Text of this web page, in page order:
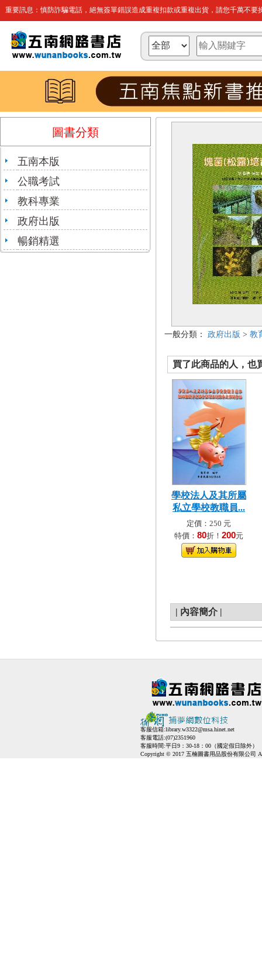
重要訊息：慎防詐騙電話，絕無簽單錯誤造成重複扣款或重複出貨，請您千萬不要
圖書分類
五南本版
公職考試
教科專業
政府出版
暢銷精選
一般分類： 政府出版 > 教
買了此商品的人，也
學校法人及其所屬
私立學校教職員...
定價：250 元
特價： 80折！ 200元
| 內容簡介 |
客服信箱:library.w3322@msa.hinet.net
客服電話:(07)2351960
客服時間:平日9：30-18：00（國定假日除外）
Copyright © 2017 五楠圖書用品股份有限公司